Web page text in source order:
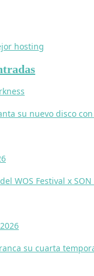
su nuevo disco con
WOS Festival x
su cuarta